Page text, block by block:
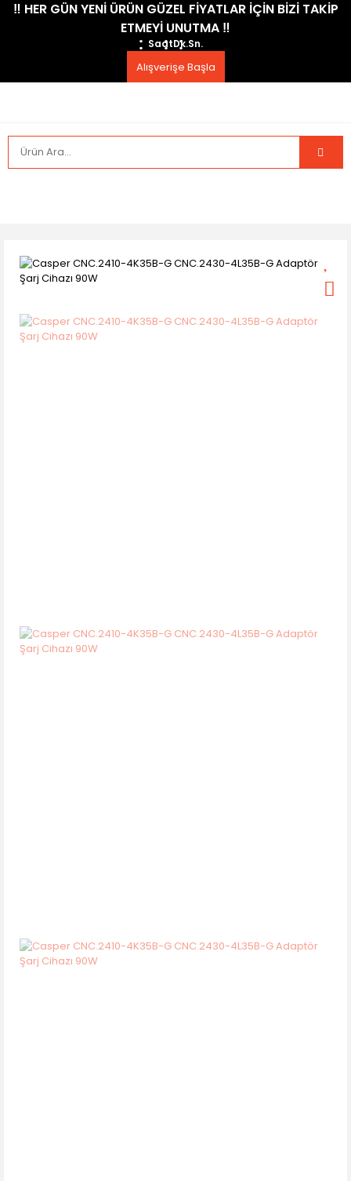
​‼️​ HER GÜN YENİ ÜRÜN GÜZEL FİYATLAR İÇİN BİZİ TAKİP
ETMEYİ UNUTMA ​‼️​
SaatDk.Sn.
Alışverişe Başla